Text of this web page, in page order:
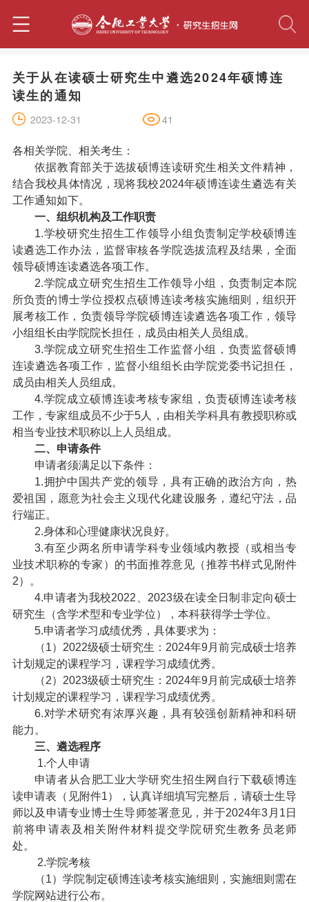
关于从在读硕士研究生中遴选2024年硕博连
读生的通知
2023-12-31 41
各相关学院、相关考生：
依据教育部关于选拔硕博连读研究生相关文件精神，
结合我校具体情况，现将我校2024年硕博连读生遴选有关
工作通知如下。
一、组织机构及工作职责
1.学校研究生招生工作领导小组负责制定学校硕博连
读遴选工作办法，监督审核各学院选拔流程及结果，全面
领导硕博连读遴选各项工作。
2.学院成立研究生招生工作领导小组，负责制定本院
所负责的博士学位授权点硕博连读考核实施细则，组织开
展考核工作，负责领导学院硕博连读遴选各项工作，领导
小组组长由学院院长担任，成员由相关人员组成。
3.学院成立研究生招生工作监督小组，负责监督硕博
连读遴选各项工作，监督小组组长由学院党委书记担任，
成员由相关人员组成。
4.学院成立硕博连读考核专家组，负责硕博连读考核
工作，专家组成员不少于5人，由相关学科具有教授职称或
相当专业技术职称以上人员组成。
二、申请条件
申请者须满足以下条件：
1.拥护中国共产党的领导，具有正确的政治方向，热
爱祖国，愿意为社会主义现代化建设服务，遵纪守法，品
行端正。
2.身体和心理健康状况良好。
3.有至少两名所申请学科专业领域内教授（或相当专
业技术职称的专家）的书面推荐意见（推荐书样式见附件
2）。
4.申请者为我校2022、2023级在读全日制非定向硕士
研究生（含学术型和专业学位），本科获得学士学位。
5.申请者学习成绩优秀，具体要求为：
（1）2022级硕士研究生：2024年9月前完成硕士培养
计划规定的课程学习，课程学习成绩优秀。
（2）2023级硕士研究生：2024年9月前完成硕士培养
计划规定的课程学习，课程学习成绩优秀。
6.对学术研究有浓厚兴趣，具有较强创新精神和科研
能力。
三、遴选程序
1.个人申请
申请者从合肥工业大学研究生招生网自行下载硕博连
读申请表（见附件1），认真详细填写完整后，请硕士生导
师以及申请专业博士生导师签署意见，并于2024年3月1日
前将申请表及相关附件材料提交学院研究生教务员老师
处。
2.学院考核
（1）学院制定硕博连读考核实施细则，实施细则需在
学院网站进行公布。